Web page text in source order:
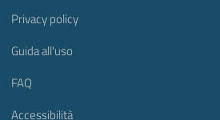
Privacy policy
Guida all'uso
FAQ
Accessibilità